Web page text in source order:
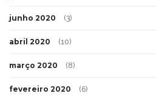
junho 2020 (3)
abril 2020 (10)
março 2020 (8)
fevereiro 2020 (6)